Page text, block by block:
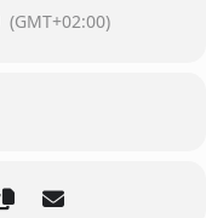
(GMT+02:00)